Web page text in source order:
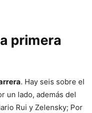
primera
. Hay seis sobre el
un lado, además del
Rui y Zelensky; Por